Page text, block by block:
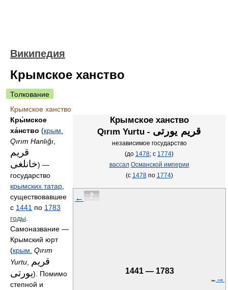
Википедия
Крымское ханство
Толкование
Крымское ханство
Крымское ханство
Qırım Yurtu - قريم يورتى
независимое государство
(до 1478; с 1774)
вассал Османской империи
(с 1478по 1774)
←
1441 — 1783
30px →
Кры́мское
ха́нство (крым.
Qırım Hanlığı
قريم
خانلغى‎) —
государство
крымских татар
существовавшее
с 1441 по 1783
годы
Самоназвание —
Крымский юрт
(крым. Qırım
Yurtu
قريم
يورتى‎). Помимо
степной и